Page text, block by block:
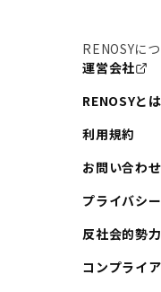
RENOSYに
運営会社
RENOSYとは
利用規約
お問い合わ
プライバシ
反社会的勢
コンプライ